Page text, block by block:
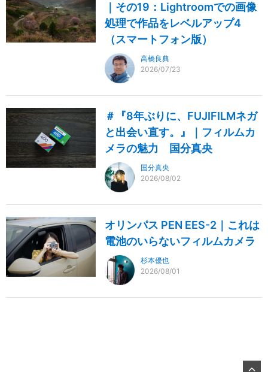
｜その19：Lightroomでの画像
処理で作品をレベルアップ4
（スマートフォン版）
高橋良典
2026/07/23
＃『8年ぶりに、FUJIFILMネガ
と出会い直す。』｜フィルムカ
メラの魅力 国分真央
国分真央
2026/08/02
オリンパス PEN EES-2｜これは
電池のいらないフィルムカメラ
杉本優也
2026/08/01